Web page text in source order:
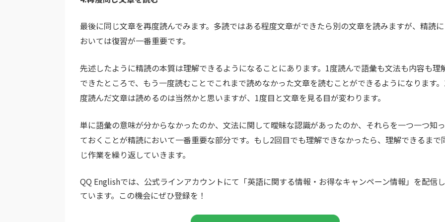
最後に同じ文章を再度読んでみます。多読ではある程度文章ができたら別の文章を読みますが、精読に
おいては復習が一番重要です。
先述したように精読の本質は理解できるようになることにあります。1度読んで語彙も文法も内容も理
できたところで、もう一度読むことでこれまで読めなかった文章を読むことができるようになります
度読んだ文章は読めるのは当然かと思いますが、1度目と文章を見る目が変わります。
単に語彙の意味が分からなかったのか、文法に関して曖昧な認識があったのか、それらを一つ一つ知っ
ておくことが精読において一番重要な部分です。もし2回目でも理解できなかったら、理解できるまで
じ作業を繰り返していきます。
QQ Englishでは、公式ラインアカウントにて「英語に関する情報・お得なキャンペーン情報」を配信し
ています。この機会にぜひ登録を！